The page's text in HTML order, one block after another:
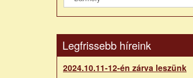
Legfrissebb híreink
2024.10.11-12-én zárva leszünk